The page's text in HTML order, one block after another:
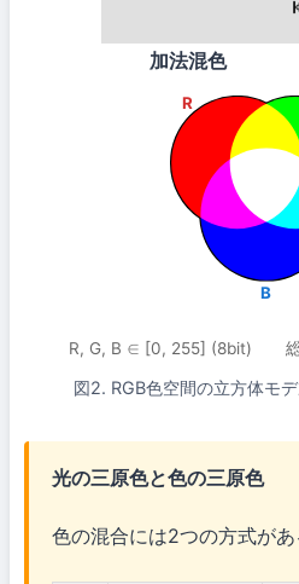
加法混色
R
B
R, G, B ∈ [0, 255] (8bit) 総
図2. RGB色空間の立方体モ
光の三原色と色の三原色
色の混合には2つの方式があ